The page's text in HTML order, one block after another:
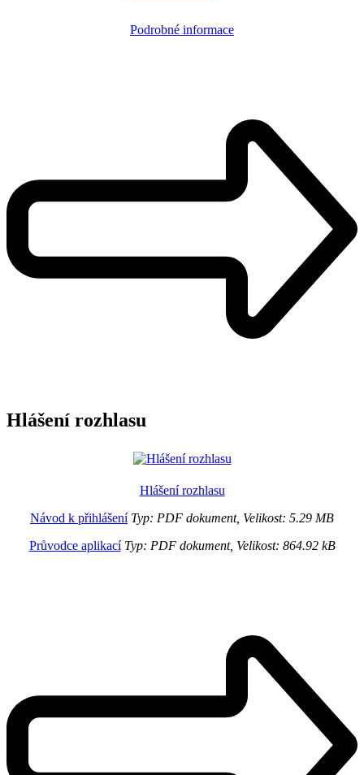
Podrobné informace
Hlášení rozhlasu
Hlášení rozhlasu
Návod k přihlášení Typ: PDF dokument, Velikost: 5.29 MB
Průvodce aplikacíTyp: PDF dokument, Velikost: 864.92 kB